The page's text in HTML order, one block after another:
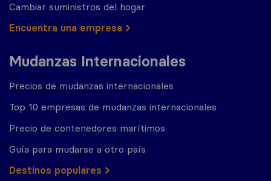
Cambiar suministros del hogar
Encuentra una empresa
Mudanzas Internacionales
Precios de mudanzas internacionales
Top 10 empresas de mudanzas internacionales
Precio de contenedores marítimos
Guía para mudarse a otro país
Destinos populares